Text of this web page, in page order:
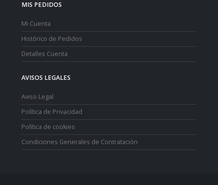
MIS PEDIDOS
Mi Cuenta
Histórico de Pedidos
Detalles Cuenta
AVISOS LEGALES
Aviso Legal
Política de Privacidad
Política de cookies
Condiciones Generales de Contratación